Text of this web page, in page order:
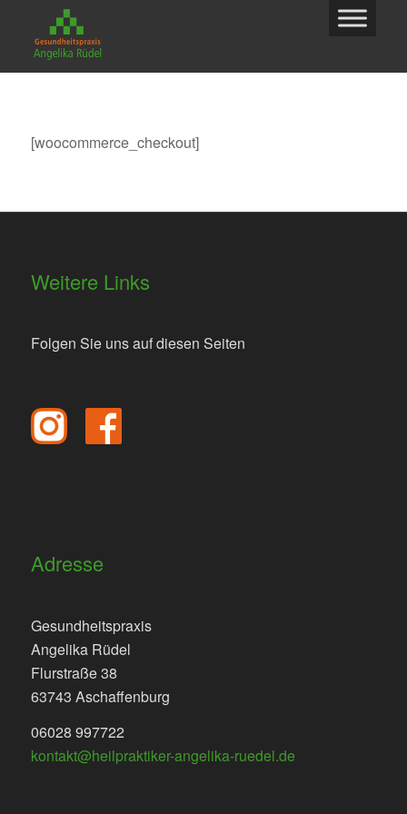
[woocommerce_checkout]
Weitere Links
Folgen Sie uns auf diesen Seiten
Adresse
Gesundheitspraxis
Angelika Rüdel
Flurstraße 38
63743 Aschaffenburg
06028 997722
kontakt@heilpraktiker-angelika-ruedel.de